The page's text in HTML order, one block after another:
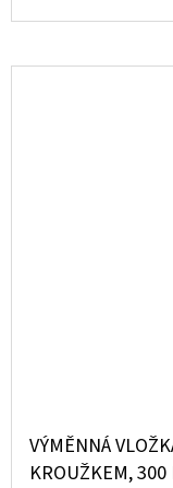
VÝMĚNNÁ
KROUŽKEM,